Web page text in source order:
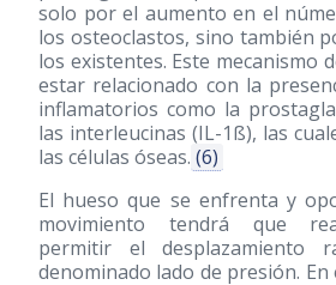
solo por el aumento en el
los osteoclastos, sino también
los existentes. Este mecanismo
estar relacionado con la
inflamatorios como la
las interleucinas (IL-1ß), las
las células óseas. (6)
El hueso que se enfrenta y
movimiento tendrá que
permitir el desplazamiento
denominado lado de presión.